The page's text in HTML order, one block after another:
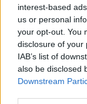
interest-based
us or personal
your opt-out. You
disclosure of your
IAB’s list of
also be disclosed
Downstream